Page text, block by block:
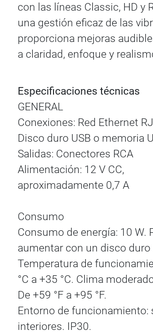
con las líneas Classic, HD y
una gestión eficaz de las
proporciona mejoras
a claridad, enfoque y
Especificaciones técnicas
GENERAL
Conexiones: Red Ethernet
Disco duro USB o memoria
Salidas: Conectores RCA
Alimentación: 12 V CC,
aproximadamente 0,7 A
Consumo
Consumo de energía: 10 W.
aumentar con un disco duro
Temperatura de
°C a +35 °C. Clima
De +59 °F a +95 °F.
Entorno de funcionamiento:
interiores. IP30.